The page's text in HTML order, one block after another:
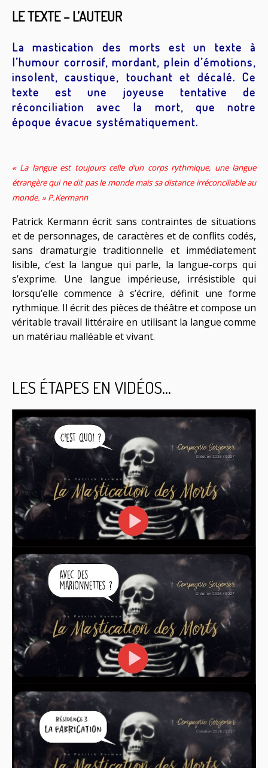
LE TEXTE – L’AUTEUR
La mastication des morts est un texte à
l’humour corrosif, mordant, plein d’émotions,
insolent, caustique, touchant et décalé. Ce
texte est une joyeuse tentative de
réconciliation avec la mort, que notre
époque évacue systématiquement.
« La langue est toujours celle d’un corps rythmique, une langue
étrangère qui ne dit pas le monde maissa distance irréconciliable au
monde. » P.Kermann
Patrick Kermann écrit sans contraintes de situations
et de personnages, de caractères et de conflits codés,
sans dramaturgie traditionnelle et immédiatement
lisible, c’est la langue qui parle, la langue-corps qui
s’exprime. Une langue impérieuse, irrésistible qui
lorsqu’elle commence à s’écrire, définit une forme
rythmique. Il écrit des pièces de théâtre et compose un
véritable travail littéraire en utilisant la langue comme
un matériau malléable et vivant.
LES ÉTAPES EN VIDÉOS…